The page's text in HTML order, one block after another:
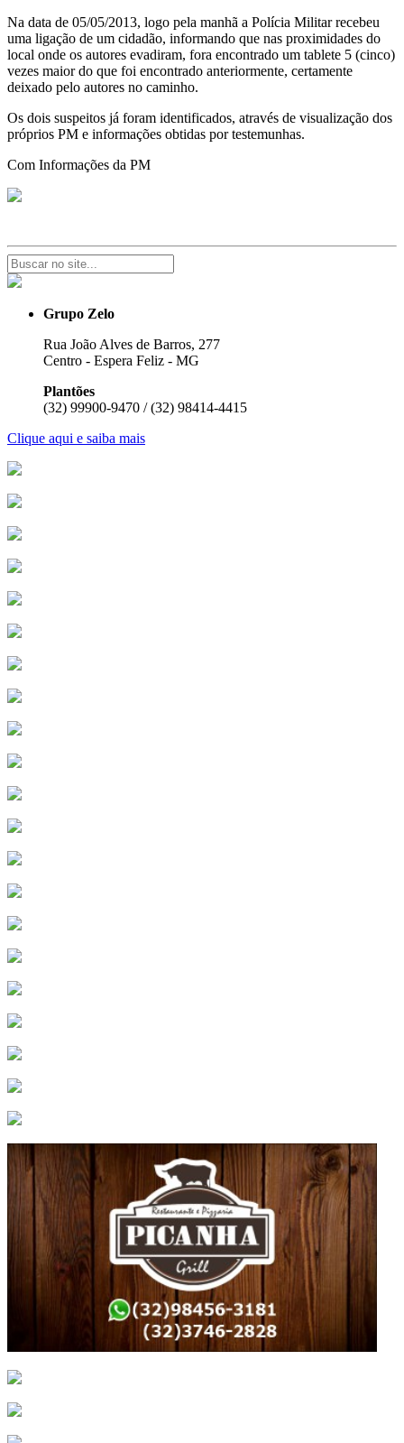
Na data de 05/05/2013, logo pela manhã a Polícia Militar recebeu
uma ligação de um cidadão, informando que nas proximidades do
local onde os autores evadiram, fora encontrado um tablete 5 (cinco)
vezes maior do que foi encontrado anteriormente, certamente
deixado pelo autores no caminho.
Os dois suspeitos já foram identificados, através de visualização dos
próprios PM e informações obtidas por testemunhas.
Com Informações da PM
Grupo Zelo
Rua João Alves de Barros, 277
Centro - Espera Feliz - MG
Plantões
(32) 99900-9470 / (32) 98414-4415
Clique aqui e saiba mais